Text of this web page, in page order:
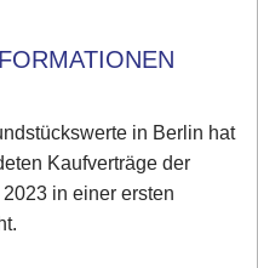
in Berlin hat
Kaufverträge der
in einer ersten